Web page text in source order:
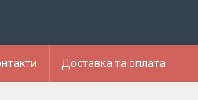
Доставка та оплата